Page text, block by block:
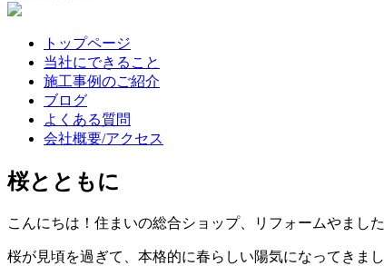
トップページ
当社にできること
施工事例のご紹介
ブログ
よくある質問
会社概要/アクセス
桜とともに
こんにちは！住まいの総合ショップ、リフォームやまし
桜が見頃を過ぎて、本格的に春らしい陽気になってきまし